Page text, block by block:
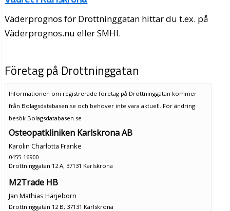
Väderprognos för Drottninggatan hittar du t.ex. på
Väderprognos.nu eller SMHI.
Företag på Drottninggatan
Informationen om registrerade företag på Drottninggatan kommer
från Bolagsdatabasen.se och behöver inte vara aktuell. För ändring
besök Bolagsdatabasen.se
Osteopatkliniken Karlskrona AB
Karolin Charlotta Franke
0455-16900
Drottninggatan 12 A, 37131 Karlskrona
M2Trade HB
Jan Mathias Härjeborn
Drottninggatan 12 B, 37131 Karlskrona